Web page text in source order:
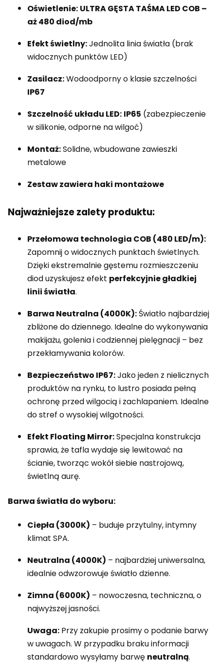
Oświetlenie: ULTRA GĘSTA TAŚMA LED COB –
aż 480 diod/mb
Efekt świetlny:Jednolita linia światła (brak
widocznych punktów LED)
Zasilacz:Wodoodporny o klasie szczelności
IP67
Szczelność układu LED: IP65 (zabezpieczenie
w silikonie, odporne na wilgoć)
Montaż:Solidne, wbudowane zawieszki
metalowe
Zestaw zawiera haki montażowe
Najważniejsze zalety produktu:
Przełomowa technologia COB (480 LED/m):
Zapomnij o widocznych punktach świetlnych.
Dzięki ekstremalnie gęstemu rozmieszczeniu
diod uzyskujesz efekt perfekcyjnie gładkiej
linii światła.
Barwa Neutralna (4000K): Światło najbardziej
zbliżone do dziennego. Idealne do wykonywania
makijażu, golenia i codziennej pielęgnacji – bez
przekłamywania kolorów.
Bezpieczeństwo IP67:Jako jeden z nielicznych
produktów na rynku, to lustro posiada pełną
ochronę przed wilgocią i zachlapaniem. Idealne
do stref o wysokiej wilgotności.
Efekt Floating Mirror:Specjalna konstrukcja
sprawia, że tafla wydaje się lewitować na
ścianie, tworząc wokół siebie nastrojową,
świetlną aurę.
Barwa światła do wyboru:
Ciepła (3000K) – buduje przytulny, intymny
klimat SPA.
Neutralna (4000K) – najbardziej uniwersalna,
idealnie odwzorowuje światło dzienne.
Zimna (6000K) – nowoczesna, techniczna, o
najwyższej jasności.
Uwaga: Przy zakupie prosimy o podanie barwy
w uwagach. W przypadku braku informacji
standardowo wysyłamy barwę neutralną.